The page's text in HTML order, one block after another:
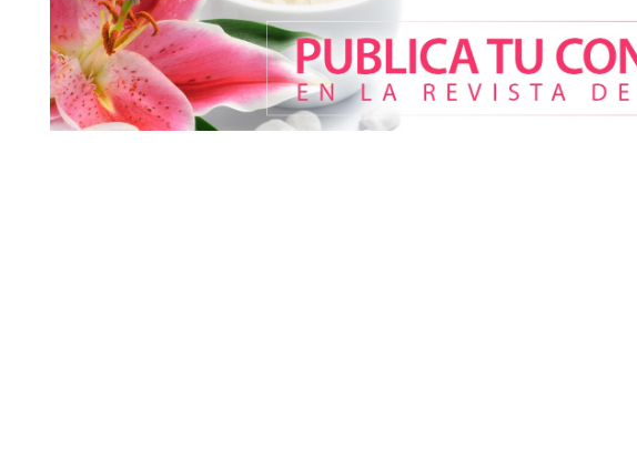
COMPALISS de LYSOTRIC:
cuando un solo producto
Esenzzia da la bienvenida a
agosto con descuentos del 15%